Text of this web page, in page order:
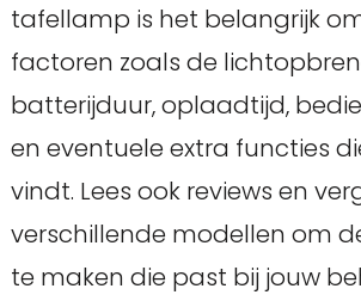
tafellamp is het belangrijk
factoren zoals de
batterijduur, oplaadtijd,
en eventuele extra functies
vindt. Lees ook reviews en
verschillende modellen om
te maken die past bij jouw